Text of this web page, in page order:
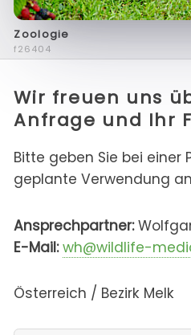
Zoologie
f26404
Wir freuen uns
Anfrage und Ihr
Bitte geben Sie bei einer
geplante Verwendung
Ansprechpartner:
E-Mail: wh@wildlife-
Österreich / Bezirk Melk